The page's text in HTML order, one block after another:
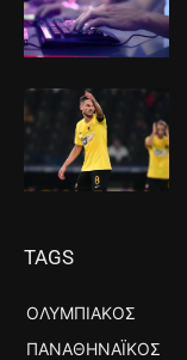
TAGS
ΟΛΥΜΠΙΑΚΌΣ
ΠΑΝΑΘΗΝΑΪΚΌΣ